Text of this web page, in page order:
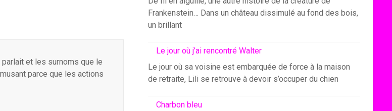
parlait et les surnoms que le
parce que les actions
Frankenstein… Dans un château dissimulé au fond des bois,
un brillant
Le jour où j’ai rencontré Walter
Le jour où sa voisine est embarquée de force à la maison
de retraite, Lili se retrouve à devoir s’occuper du chien
Charbon bleu